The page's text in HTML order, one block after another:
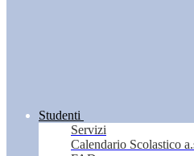
Studenti
Servizi
Calendario Scolastico